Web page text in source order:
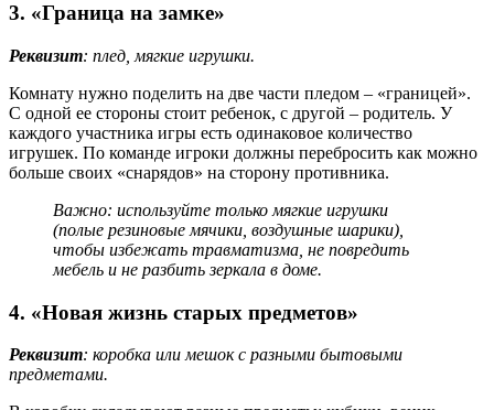
3. «Граница на замке»
Реквизит: плед, мягкие игрушки.
Комнату нужно поделить на две части пледом – «границей».
С одной ее стороны стоит ребенок, с другой – родитель. У
каждого участника игры есть одинаковое количество
игрушек. По команде игроки должны перебросить как можно
больше своих «снарядов» на сторону противника.
Важно: используйте только мягкие игрушки
(полые резиновые мячики, воздушные шарики),
чтобы избежать травматизма, не повредить
мебель и не разбить зеркала в доме.
4. «Новая жизнь старых предметов»
Реквизит: коробка или мешок с разными бытовыми
предметами.